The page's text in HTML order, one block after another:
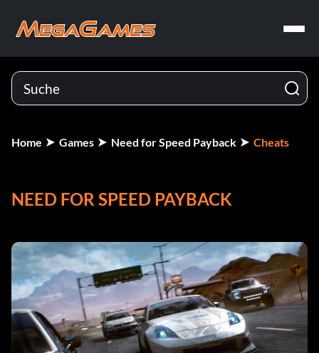
Home Games Need for Speed Payback Cheats
NEED FOR SPEED PAYBACK